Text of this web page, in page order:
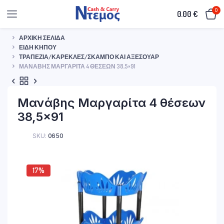
0.00€ 0
ΑΡΧΙΚΉ ΣΕΛΊΔΑ
ΕΊΔΗ ΚΉΠΟΥ
ΤΡΑΠΈΖΙΑ/ΚΑΡΈΚΛΕΣ/ΣΚΑΜΠΌ ΚΑΙ ΑΞΕΣΟΥΆΡ
ΜΑΝΆΒΗΣ ΜΑΡΓΑΡΊΤΑ 4 ΘΈΣΕΩΝ 38,5×91
Μανάβης Μαργαρίτα 4 θέσεων
38,5×91
SKU: 0650
17%